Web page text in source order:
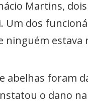
Martins,
Um dos
estava
abelhas foram
o dano